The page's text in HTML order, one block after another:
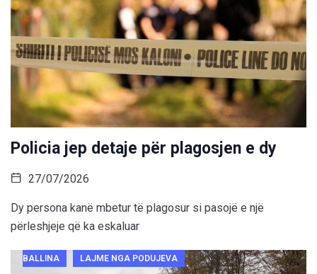
Policia jep detaje për plagosjen e dy
27/07/2026
Dy persona kanë mbetur të plagosur si pasojë e një
përleshjeje që ka eskaluar
BALLINA LAJME NGA PODUJEVA